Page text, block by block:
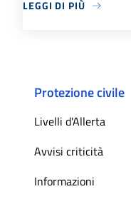
LEGGI DI PIÙ
Protezione civile
Livelli d'Allerta
Avvisi criticità
Informazioni